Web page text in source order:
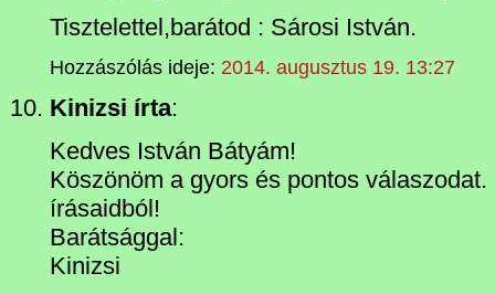
Tisztelettel,barátod : Sárosi István.
Hozzászólás ideje: 2014. augusztus 19. 13:27
Kinizsi írta:
Kedves István Bátyám!
Köszönöm a gyors és pontos
írásaidból!
Barátsággal:
Kinizsi